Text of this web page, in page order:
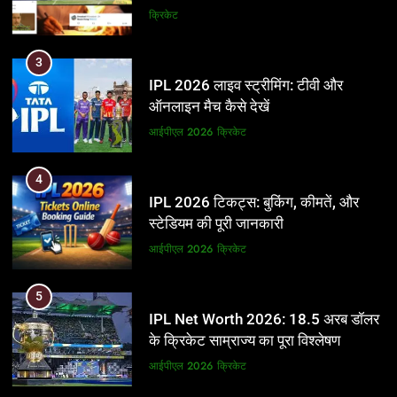
और BCCI पर लगाए गंभीर आरोप
क्रिकेट
3
IPL 2026 लाइव स्ट्रीमिंग: टीवी और
ऑनलाइन मैच कैसे देखें
आईपीएल 2026 क्रिकेट
4
IPL 2026 टिकट्स: बुकिंग, कीमतें, और
स्टेडियम की पूरी जानकारी
आईपीएल 2026 क्रिकेट
5
IPL Net Worth 2026: 18.5 अरब डॉलर
के क्रिकेट साम्राज्य का पूरा विश्लेषण
आईपीएल 2026 क्रिकेट